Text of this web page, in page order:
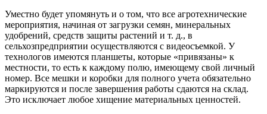
Уместно будет упомянуть и о том, что все агротехнические
мероприятия, начиная от загрузки семян, минеральных
удобрений, средств защиты растений и т. д., в
сельхозпредприятии осуществляются с видеосъемкой. У
технологов имеются планшеты, которые «привязаны» к
местности, то есть к каждому полю, имеющему свой личный
номер. Все мешки и коробки для полного учета обязательно
маркируются и после завершения работы сдаются на склад.
Это исключает любое хищение материальных ценностей.